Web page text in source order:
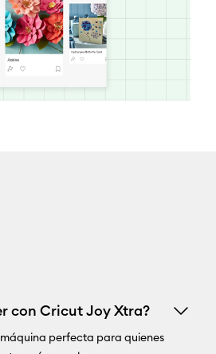
con Cricut Joy Xtra?
perfecta para quienes